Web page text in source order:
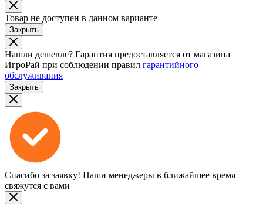
Товар не доступен в данном варианте
Закрыть
Нашли дешевле? Гарантия предоставляется от магазина
ИгроРай при соблюдении правил гарантийного
обслуживания
Закрыть
Спасибо за заявку! Наши менеджеры в ближайшее время
свяжутся с вами